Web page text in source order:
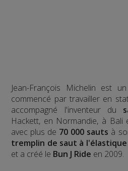
Jean-François Michelin est un
commencé par travailler en
accompagné l'inventeur du
Hackett, en Normandie, à Bali
avec plus de 70 000 sauts à
tremplin de saut à l'élastique
et a créé le Bun J Ride en 2009.